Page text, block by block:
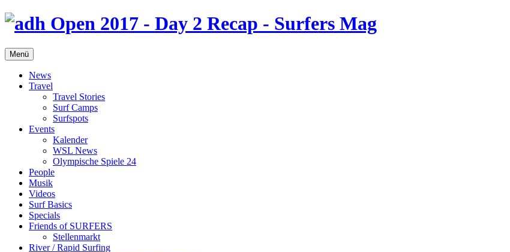
Menü
News
Travel
Travel Stories
Surf Camps
Surfspots
Events
Kalender
WSL News
Olympische Spiele 24
People
Musik
Videos
Surf Basics
Specials
Friends of SURFERS
Stellenmarkt
River / Rapid Surfing